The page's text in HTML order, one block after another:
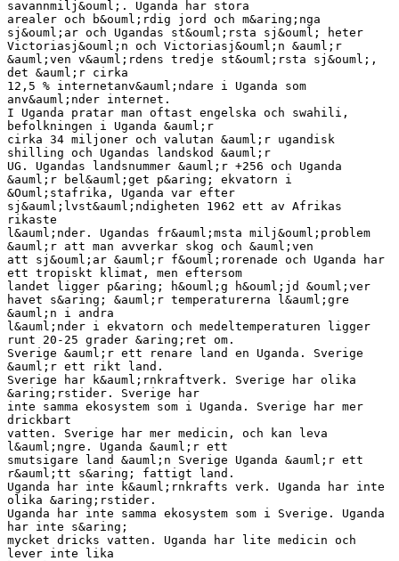
savannmilj&ouml;. Uganda har stora
arealer och b&ouml;rdig jord och m&aring;nga
sj&ouml;ar och Ugandas st&ouml;rsta sj&ouml; heter
Victoriasj&ouml;n och Victoriasj&ouml;n &auml;r
&auml;ven v&auml;rdens tredje st&ouml;rsta sj&ouml;,
det &auml;r cirka
12,5 % internetanv&auml;ndare i Uganda som
anv&auml;nder internet.
I Uganda pratar man oftast engelska och swahili,
befolkningen i Uganda &auml;r
cirka 34 miljoner och valutan &auml;r ugandisk
shilling och Ugandas landskod &auml;r
UG. Ugandas landsnummer &auml;r +256 och Uganda
&auml;r bel&auml;get p&aring; ekvatorn i
&Ouml;stafrika, Uganda var efter
sj&auml;lvst&auml;ndigheten 1962 ett av Afrikas
rikaste
l&auml;nder. Ugandas fr&auml;msta milj&ouml;problem
&auml;r att man avverkar skog och &auml;ven
att sj&ouml;ar &auml;r f&ouml;rorenade och Uganda har
ett tropiskt klimat, men eftersom
landet ligger p&aring; h&ouml;g h&ouml;jd &ouml;ver
havet s&aring; &auml;r temperaturerna l&auml;gre
&auml;n i andra
l&auml;nder i ekvatorn och medeltemperaturen ligger
runt 20-25 grader &aring;ret om.
Sverige &auml;r ett renare land en Uganda. Sverige
&auml;r ett rikt land.
Sverige har k&auml;rnkraftverk. Sverige har olika
&aring;rstider. Sverige har
inte samma ekosystem som i Uganda. Sverige har mer
drickbart
vatten. Sverige har mer medicin, och kan leva
l&auml;ngre. Uganda &auml;r ett
smutsigare land &auml;n Sverige Uganda &auml;r ett
r&auml;tt s&aring; fattigt land.
Uganda har inte k&auml;rnkrafts verk. Uganda har inte
olika &aring;rstider.
Uganda har inte samma ekosystem som i Sverige. Uganda
har inte s&aring;
mycket dricks vatten. Uganda har lite medicin och
lever inte lika